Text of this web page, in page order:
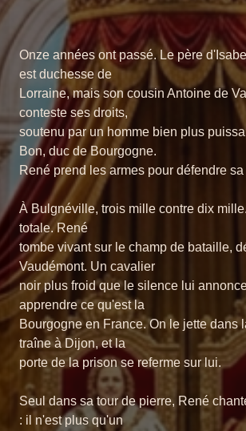
Onze années ont passé. Le père
est duchesse de
Lorraine, mais son cousin Antoine de
conteste ses droits,
soutenu par un homme bien plus
Bon, duc de Bourgogne.
René prend les armes pour défendre sa
À Bulgnéville, trois mille contre dix
totale. René
tombe vivant sur le champ de bataille,
Vaudémont. Un cavalier
noir plus froid que le silence lui
apprendre ce qu'est la
Bourgogne en France. On le jette dans
traîne à Dijon, et la
porte de la prison se referme sur lui.
Seul dans sa tour de pierre, René
: il n'est plus qu'un